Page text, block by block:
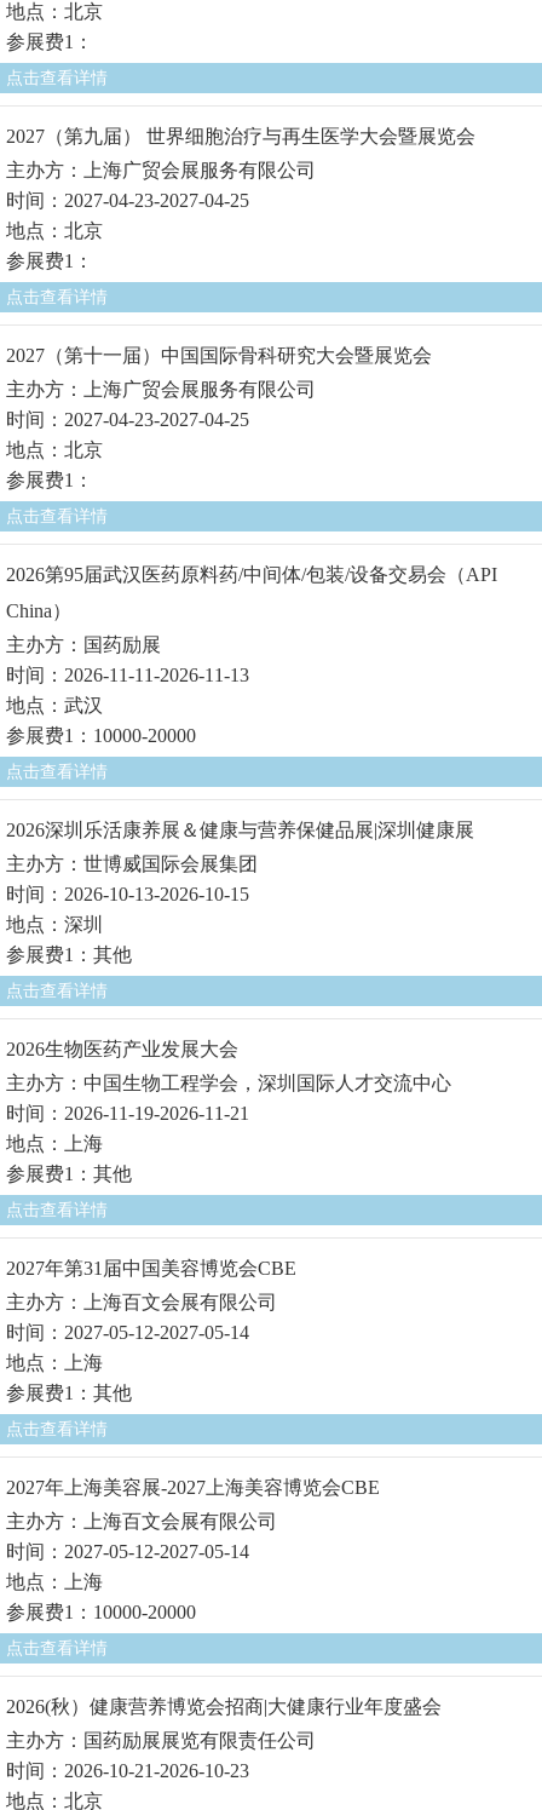
地点：北京
参展费1：
点击查看详情
2027（第九届） 世界细胞治疗与再生医学大会暨展览会
主办方：上海广贸会展服务有限公司
时间：2027-04-23-2027-04-25
地点：北京
参展费1：
点击查看详情
2027（第十一届）中国国际骨科研究大会暨展览会
主办方：上海广贸会展服务有限公司
时间：2027-04-23-2027-04-25
地点：北京
参展费1：
点击查看详情
2026第95届武汉医药原料药/中间体/包装/设备交易会（API
China）
主办方：国药励展
时间：2026-11-11-2026-11-13
地点：武汉
参展费1：10000-20000
点击查看详情
2026深圳乐活康养展＆健康与营养保健品展|深圳健康展
主办方：世博威国际会展集团
时间：2026-10-13-2026-10-15
地点：深圳
参展费1：其他
点击查看详情
2026生物医药产业发展大会
主办方：中国生物工程学会，深圳国际人才交流中心
时间：2026-11-19-2026-11-21
地点：上海
参展费1：其他
点击查看详情
2027年第31届中国美容博览会CBE
主办方：上海百文会展有限公司
时间：2027-05-12-2027-05-14
地点：上海
参展费1：其他
点击查看详情
2027年上海美容展-2027上海美容博览会CBE
主办方：上海百文会展有限公司
时间：2027-05-12-2027-05-14
地点：上海
参展费1：10000-20000
点击查看详情
2026(秋）健康营养博览会招商|大健康行业年度盛会
主办方：国药励展展览有限责任公司
时间：2026-10-21-2026-10-23
地点：北京